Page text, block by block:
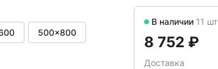
500x800
В наличии 11 шт
8 752 ₽
Доставка